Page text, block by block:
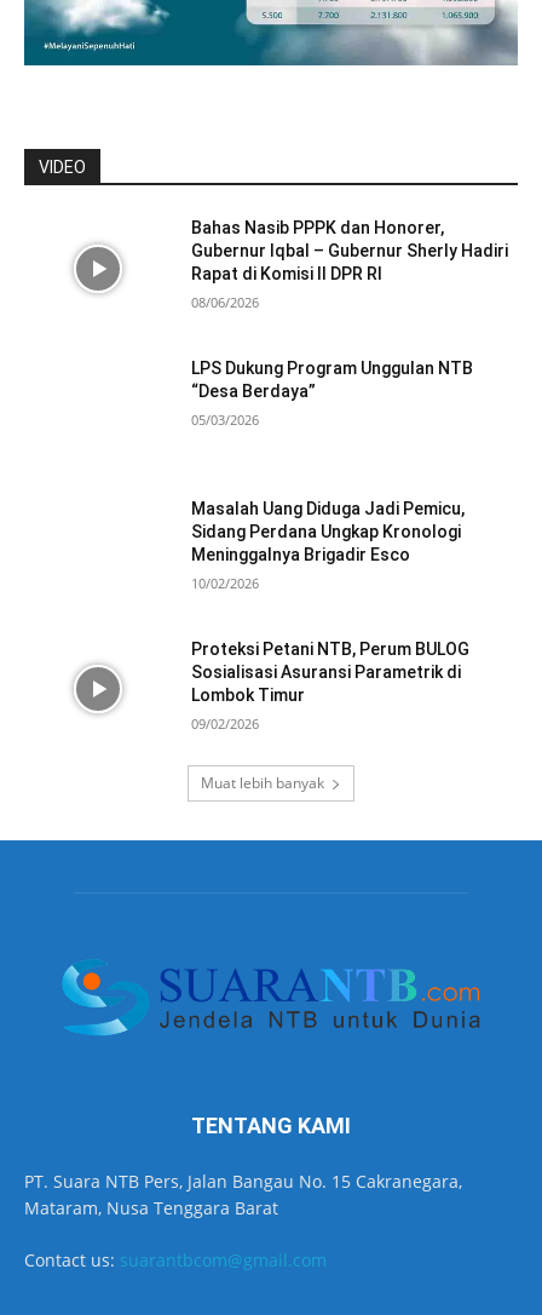
VIDEO
Bahas Nasib PPPK dan Honorer,
Gubernur Iqbal – Gubernur Sherly Hadiri
Rapat di Komisi II DPR RI
08/06/2026
LPS Dukung Program Unggulan NTB
“Desa Berdaya”
05/03/2026
Masalah Uang Diduga Jadi Pemicu,
Sidang Perdana Ungkap Kronologi
Meninggalnya Brigadir Esco
10/02/2026
Proteksi Petani NTB, Perum BULOG
Sosialisasi Asuransi Parametrik di
Lombok Timur
09/02/2026
Muat lebih banyak
TENTANG KAMI
PT. Suara NTB Pers, Jalan Bangau No. 15 Cakranegara,
Mataram, Nusa Tenggara Barat
Contact us: suarantbcom@gmail.com